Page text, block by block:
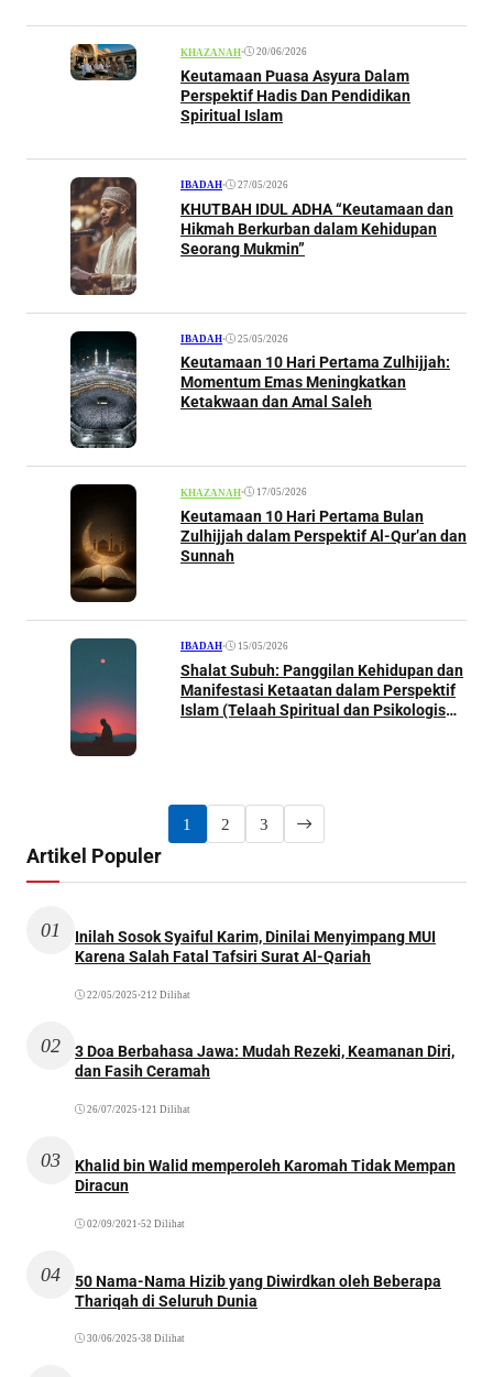
KHAZANAH• 20/06/2026
Keutamaan Puasa Asyura Dalam
Perspektif Hadis Dan Pendidikan
Spiritual Islam
IBADAH• 27/05/2026
KHUTBAH IDUL ADHA “Keutamaan dan
Hikmah Berkurban dalam Kehidupan
Seorang Mukmin”
IBADAH• 25/05/2026
Keutamaan 10 Hari Pertama Zulhijjah:
Momentum Emas Meningkatkan
Ketakwaan dan Amal Saleh
KHAZANAH• 17/05/2026
Keutamaan 10 Hari Pertama Bulan
Zulhijjah dalam Perspektif Al-Qur’an dan
Sunnah
IBADAH• 15/05/2026
Shalat Subuh: Panggilan Kehidupan dan
Manifestasi Ketaatan dalam Perspektif
Islam (Telaah Spiritual dan Psikologis
1 2 3
Artikel Populer
01
Inilah Sosok Syaiful Karim, Dinilai Menyimpang MUI
Karena Salah Fatal Tafsiri Surat Al-Qariah
22/05/2025 •212 Dilihat
02
3 Doa Berbahasa Jawa: Mudah Rezeki, Keamanan Diri,
dan Fasih Ceramah
26/07/2025 •121 Dilihat
03
Khalid bin Walid memperoleh Karomah Tidak Mempan
Diracun
02/09/2021 •52 Dilihat
04
50 Nama-Nama Hizib yang Diwirdkan oleh Beberapa
Thariqah di Seluruh Dunia
30/06/2025 •38 Dilihat